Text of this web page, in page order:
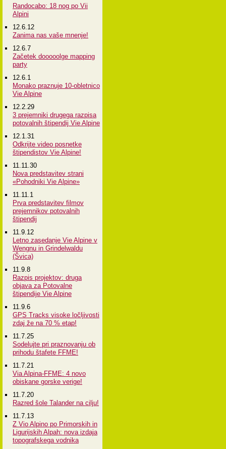
Randocabo: 18 nog po Vii
Alpini
12.6.12
Zanima nas vaše mnenje!
12.6.7
Začetek dooooolge mapping
party
12.6.1
Monako praznuje 10-obletnico
Vie Alpine
12.2.29
3 prejemniki drugega razpisa
potovalnih štipendij Vie Alpine
12.1.31
Odkrijte video posnetke
štipendistov Vie Alpine!
11.11.30
Nova predstavitev strani
«Pohodniki Vie Alpine»
11.11.1
Prva predstavitev filmov
prejemnikov potovalnih
štipendij
11.9.12
Letno zasedanje Vie Alpine v
Wengnu in Grindelwaldu
(Švica)
11.9.8
Razpis projektov: druga
objava za Potovalne
štipendije Vie Alpine
11.9.6
GPS Tracks visoke ločljivosti
zdaj že na 70 % etap!
11.7.25
Sodelujte pri praznovanju ob
prihodu štafete FFME!
11.7.21
Via Alpina-FFME: 4 novo
obiskane gorske verige!
11.7.20
Razred šole Talander na cilju!
11.7.13
Z Vio Alpino po Primorskih in
Ligurijskih Alpah: nova izdaja
topografskega vodnika